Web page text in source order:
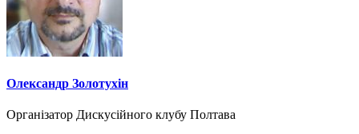
Олександр Золотухін
Організатор Дискусійного клубу Полтава